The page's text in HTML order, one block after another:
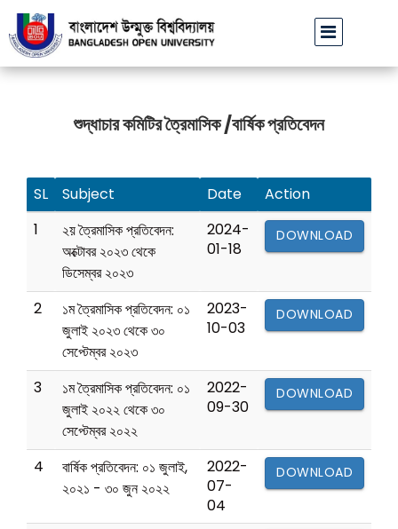
বাউবি উপাচার্যের পরিচয়ে প্রতারণার চেষ্টা: সর্বসাধারণকে সতর্ক থাকার
শুদ্ধাচার কমিটির ত্রৈমাসিক /বার্ষিক প্রতিবেদন
SL Subject Date
Action
1
২য় ত্রৈমাসিক প্রতিবেদন:
অক্টোবর ২০২৩ থেকে
ডিসেম্বর ২০২৩
2024-
01-18
DOWNLOAD
2
১ম ত্রৈমাসিক প্রতিবেদন: ০১
জুলাই ২০২৩ থেকে ৩০
সেপ্টেম্বর ২০২৩
2023-
10-03
DOWNLOAD
3
১ম ত্রৈমাসিক প্রতিবেদন: ০১
জুলাই ২০২২ থেকে ৩০
সেপ্টেম্বর ২০২২
2022-
09-30
DOWNLOAD
4
বার্ষিক প্রতিবেদন: ০১ জুলাই,
২০২১ - ৩০ জুন ২০২২
2022-
07-
04
DOWNLOAD